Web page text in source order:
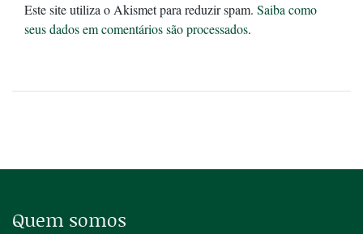
Este site utiliza o Akismet para reduzir spam. Saiba como
seus dados em comentários são processados.
Quem somos